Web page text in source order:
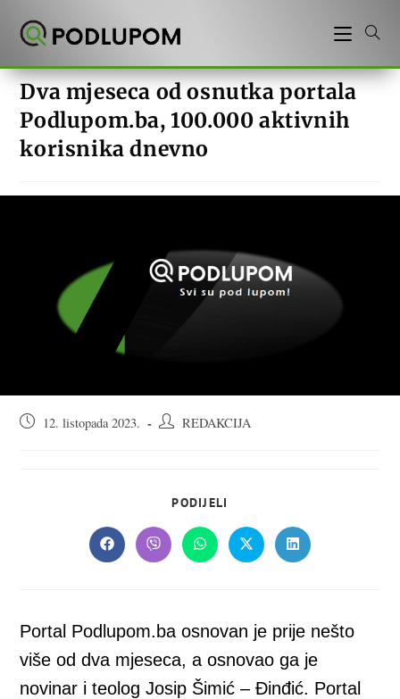
Dva mjeseca od osnutka portala
Podlupom.ba, 100.000 aktivnih
korisnika dnevno
Objava12. listopada 2023.
AutorREDAKCIJA
PODIJELI
CONTENT
Opens
in
Opens
in
Opens
in
Opens
in
Opens
in
Portal Podlupom.ba osnovan je prije nešto
više od dva mjeseca, a osnovao ga je
novinar i teolog Josip Šimić – Đinđić. Portal